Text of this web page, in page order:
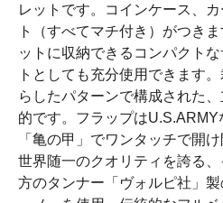
レットです。コインケース、
ト（すべてマチ付き）がつき
ットに収納できるコンパクト
トとしても充分使用できます
らしたパターンで構成された
的です。フラップは
「亀の甲」でワンタッチで開
世界随一のクオリティを誇る
方のタンナー「ヴォルピ社」